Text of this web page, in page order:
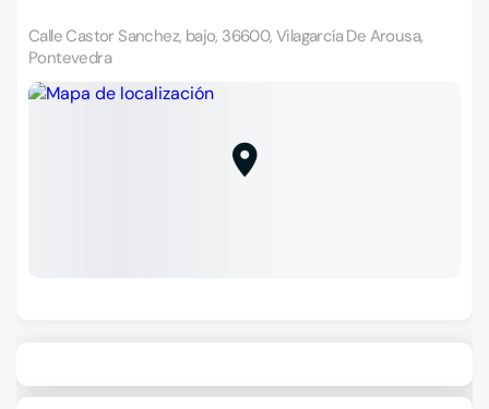
Calle Castor Sanchez, bajo, 36600, Vilagarcía De Arousa,
Pontevedra